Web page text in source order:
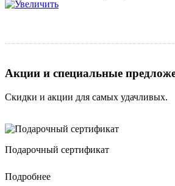
Акции и специальные
Скидки и акции для самых удачливых.
Подарочный сертификат
Подробнее